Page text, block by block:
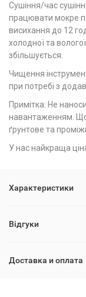
Сушіння/час
працювати мокре
висихання до 12
холодної та
збільшується.
Чищення
при потребі з
Примітка: Не
навантаженням.
ґрунтове та
У нас найкраща
Характеристики
Відгуки
Доставка и оплата